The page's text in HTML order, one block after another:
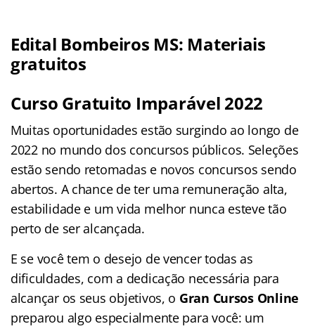
Edital Bombeiros MS: Materiais
gratuitos
Curso Gratuito Imparável 2022
Muitas oportunidades estão surgindo ao longo de
2022 no mundo dos concursos públicos. Seleções
estão sendo retomadas e novos concursos sendo
abertos. A chance de ter uma remuneração alta,
estabilidade e um vida melhor nunca esteve tão
perto de ser alcançada.
E se você tem o desejo de vencer todas as
dificuldades, com a dedicação necessária para
alcançar os seus objetivos, o Gran Cursos Online
preparou algo especialmente para você: um